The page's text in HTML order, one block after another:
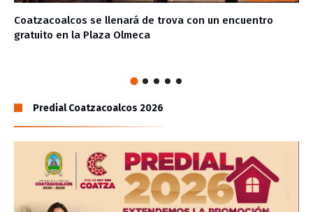
Coatzacoalcos se llenará de trova con un encuentro
gratuito en la Plaza Olmeca
Predial Coatzacoalcos 2026